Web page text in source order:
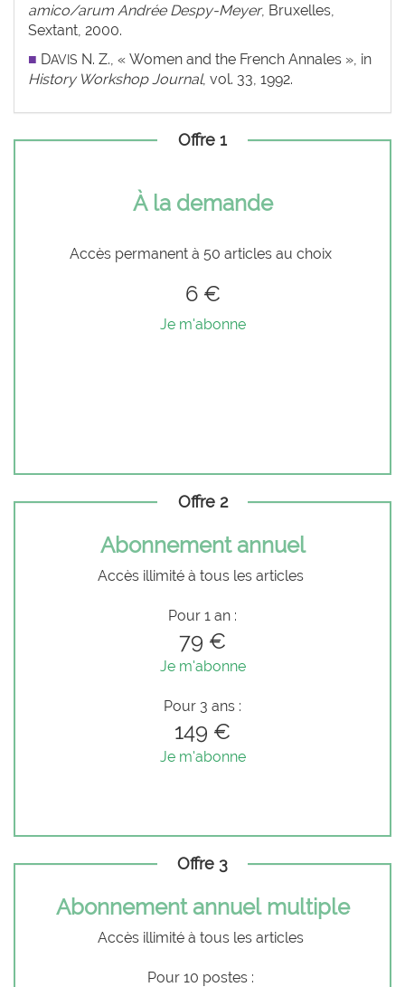
amico/arum Andrée Despy-Meyer, Bruxelles,
Sextant, 2000.
■ DAVIS N. Z., « Women and the French Annales », in
History Workshop Journal, vol. 33, 1992.
Offre 1
À la demande
Accès permanent à 50 articles au choix
6 €
Je m'abonne
Offre 2
Abonnement annuel
Accès illimité à tous les articles
Pour 1 an :
79 €
Je m'abonne
Pour 3 ans :
149 €
Je m'abonne
Offre 3
Abonnement annuel multiple
Accès illimité à tous les articles
Pour 10 postes :